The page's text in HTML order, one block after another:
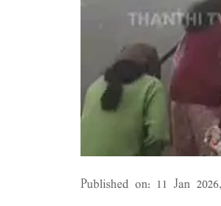
Published on: 11 Jan